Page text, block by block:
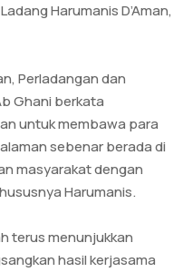
Harumanis D’Aman,
Perladangan dan
Ghani berkata
untuk membawa para
sebenar berada di
masyarakat dengan
Harumanis.
terus menunjukkan
hasil kerjasama